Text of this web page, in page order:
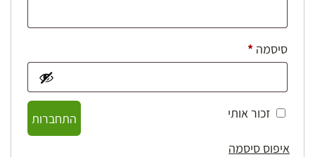
סיסמה *חובה
זכור אותי
התחברות
איפוס סיסמה